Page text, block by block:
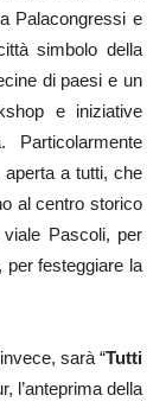
Palacongressi e
simbolo della
di paesi e un
e iniziative
aperta a tutti, che
al centro storico
Pascoli, per
per festeggiare la
sarà “Tutti
l’anteprima della